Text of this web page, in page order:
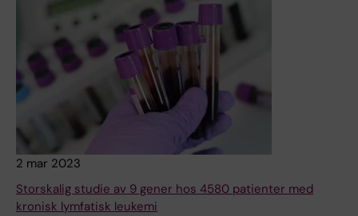
2 mar 2023
Storskalig studie av 9 gener hos 4580 patienter med
kronisk lymfatisk leukemi